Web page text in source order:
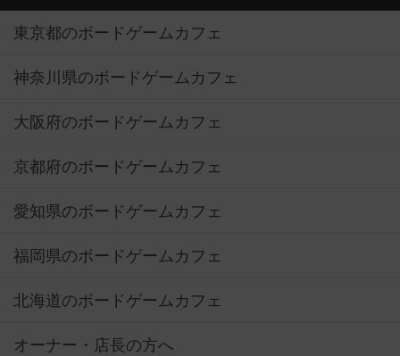
東京都のボードゲームカフェ
神奈川県のボードゲームカフェ
大阪府のボードゲームカフェ
京都府のボードゲームカフェ
愛知県のボードゲームカフェ
福岡県のボードゲームカフェ
北海道のボードゲームカフェ
オーナー・店長の方へ